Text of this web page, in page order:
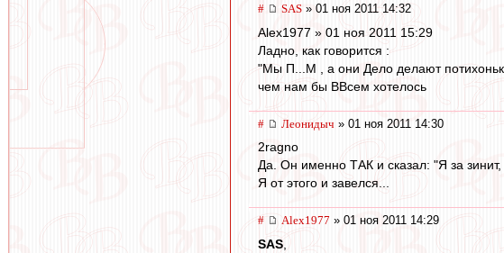
# SAS » 01 ноя 2011 14:32
Alex1977 » 01 ноя 2011 15:29
Ладно, как говорится :
"Мы П...М , а они Дело делают
чем нам бы ВВсем хотелось
# Леонидыч » 01 ноя 2011 14:30
2ragno
Да. Он именно ТАК и сказал: "Я за
Я от этого и завелся...
# Alex1977 » 01 ноя 2011 14:29
SAS